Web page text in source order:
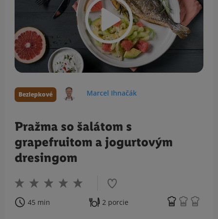
Bezlepkové Marcel Ihnačák
Pražma so šalátom s
grapefruitom a jogurtovým
dresingom
45 min 2 porcie